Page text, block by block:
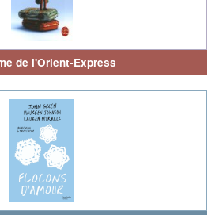
de l'Orient-Express